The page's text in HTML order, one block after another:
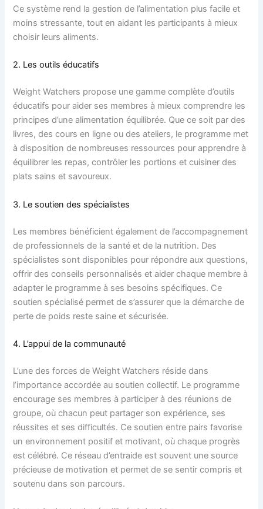
Ce système rend la gestion de l’alimentation plus facile et
moins stressante, tout en aidant les participants à mieux
choisir leurs aliments.
2. Les outils éducatifs
Weight Watchers propose une gamme complète d’outils
éducatifs pour aider ses membres à mieux comprendre les
principes d’une alimentation équilibrée. Que ce soit par des
livres, des cours en ligne ou des ateliers, le programme met
à disposition de nombreuses ressources pour apprendre à
équilibrer les repas, contrôler les portions et cuisiner des
plats sains et savoureux.
3. Le soutien des spécialistes
Les membres bénéficient également de l’accompagnement
de professionnels de la santé et de la nutrition. Des
spécialistes sont disponibles pour répondre aux questions,
offrir des conseils personnalisés et aider chaque membre à
adapter le programme à ses besoins spécifiques. Ce
soutien spécialisé permet de s’assurer que la démarche de
perte de poids reste saine et sécurisée.
4. L’appui de la communauté
L’une des forces de Weight Watchers réside dans
l’importance accordée au soutien collectif. Le programme
encourage ses membres à participer à des réunions de
groupe, où chacun peut partager son expérience, ses
réussites et ses difficultés. Ce soutien entre pairs favorise
un environnement positif et motivant, où chaque progrès
est célébré. Ce réseau d’entraide est souvent une source
précieuse de motivation et permet de se sentir compris et
soutenu dans son parcours.